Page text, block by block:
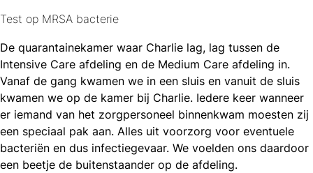
Test op MRSA bacterie
De quarantainekamer waar Charlie lag, lag tussen de
Intensive Care afdeling en de Medium Care afdeling in.
Vanaf de gang kwamen we in een sluis en vanuit de sluis
kwamen we op de kamer bij Charlie. Iedere keer wanneer
er iemand van het zorgpersoneel binnenkwam moesten zij
een speciaal pak aan. Alles uit voorzorg voor eventuele
bacteriën en dus infectiegevaar. We voelden ons daardoor
een beetje de buitenstaander op de afdeling.